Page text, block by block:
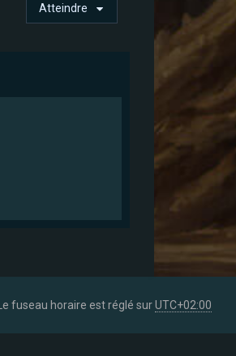
Atteindre
Le fuseau horaire est réglé surUTC+02:00